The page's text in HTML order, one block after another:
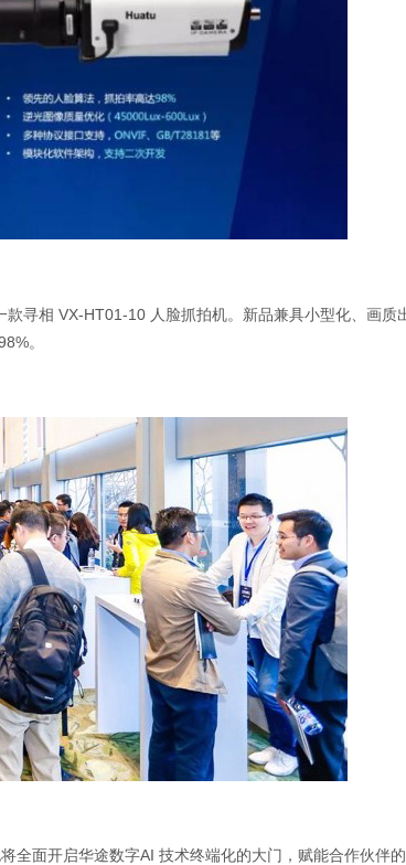
寻相 VX-HT01-10 人脸抓拍机。新品兼具小型化、画质
。
全面开启华途数字AI 技术终端化的大门，赋能合作伙伴